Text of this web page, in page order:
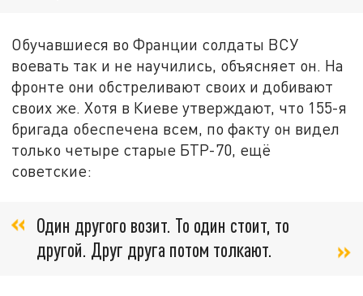
Обучавшиеся во Франции солдаты ВСУ
воевать так и не научились, объясняет он. На
фронте они обстреливают своих и добивают
своих же. Хотя в Киеве утверждают, что 155-я
бригада обеспечена всем, по факту он видел
только четыре старые БТР-70, ещё
советские:
Один другого возит. То один стоит, то
другой. Друг друга потом толкают.